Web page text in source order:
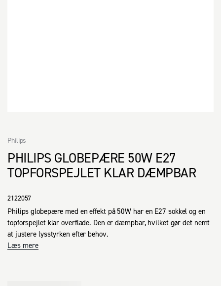
PHILIPS GLOBEPÆRE 50W E27
TOPFORSPEJLET KLAR DÆMPBAR
Philips
2122057
Philips globepære med en effekt på 50W har en E27 sokkel og en
topforspejlet klar overflade. Den er dæmpbar, hvilket gør det nemt
at justere lysstyrken efter behov.
Læs mere